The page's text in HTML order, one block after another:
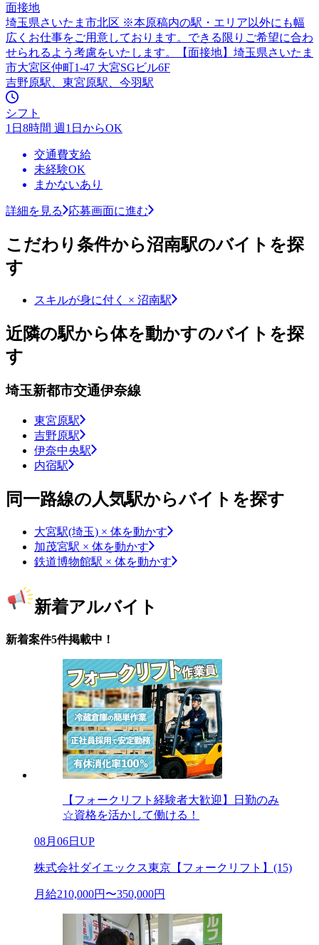
面接地
埼玉県さいたま市北区 ※本原稿内の駅・エリア以外にも幅
広くお仕事をご用意しております。できる限りご希望に合わ
せられるよう考慮をいたします。【面接地】埼玉県さいたま
市大宮区仲町1-47 大宮SGビル6F
吉野原駅、東宮原駅、今羽駅
シフト
1日8時間 週1日からOK
交通費支給
未経験OK
まかないあり
詳細を見る 応募画面に進む
こだわり条件から沼南駅のバイトを探
す
スキルが身に付く × 沼南駅
近隣の駅から体を動かすのバイトを探
す
埼玉新都市交通伊奈線
東宮原駅
吉野原駅
伊奈中央駅
内宿駅
同一路線の人気駅からバイトを探す
大宮駅(埼玉) × 体を動かす
加茂宮駅 × 体を動かす
鉄道博物館駅 × 体を動かす
新着アルバイト
新着案件5件掲載中！
【フォークリフト経験者大歓迎】日勤のみ
☆資格を活かして働ける！
08月06日UP
株式会社ダイエックス東京【フォークリフト】(15)
月給210,000円〜350,000円